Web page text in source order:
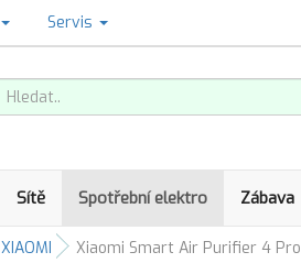
Servis
Sítě Spotřební elektro Zábava
XIAOMI Xiaomi Smart Air Purifier 4 Pro